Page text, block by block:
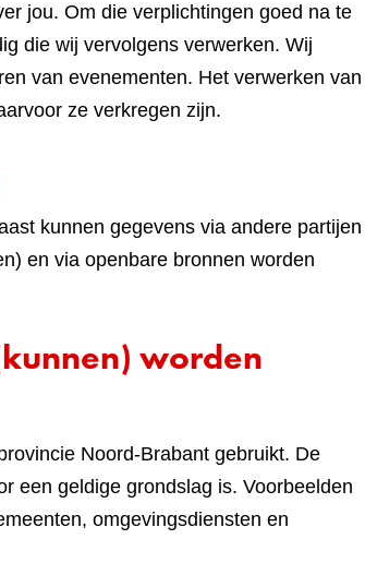
jou. Om die verplichtingen goed na te
die wij vervolgens verwerken. Wij
van evenementen. Het verwerken van
ze verkregen zijn.
kunnen gegevens via andere partijen
en via openbare bronnen worden
worden
Noord-Brabant gebruikt. De
een geldige grondslag is. Voorbeelden
omgevingsdiensten en